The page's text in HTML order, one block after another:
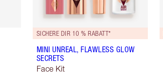
SICHERE DIR 10 % RABATT*
MINI UNREAL, FLAWLESS GLOW
SECRETS
Face Kit